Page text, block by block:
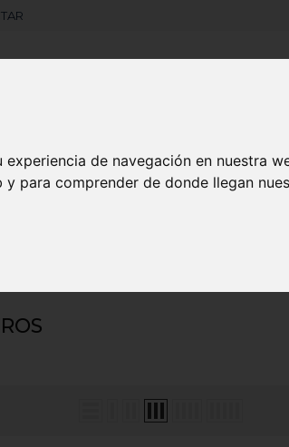
de navegación en nuestra
para comprender de donde llegan
Camisetas